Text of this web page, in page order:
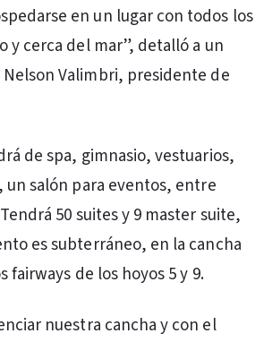
en un lugar con todos los
y cerca del mar”, detalló a un
Valimbri, presidente de
de spa, gimnasio, vestuarios,
un salón para eventos, entre
50 suites y 9 master suite,
es subterráneo, en la cancha
fairways de los hoyos 5 y 9.
nuestra cancha y con el